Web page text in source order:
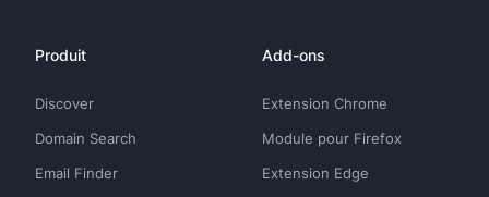
Produit
Discover
Domain Search
Email Finder
Add-ons
Extension Chrome
Module pour Firefox
Extension Edge